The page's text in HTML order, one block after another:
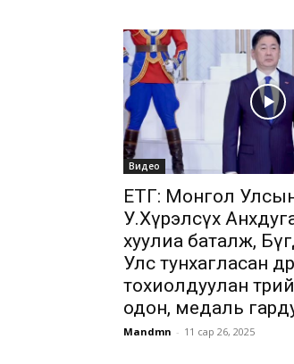
Видео
ЕТГ: Монгол Улсын
У.Хүрэлсүх
хуулиа баталж,
Улс тунхагласан
тохиолдуулан
одон, медаль
Mandmn - 11 сар 26, 2025